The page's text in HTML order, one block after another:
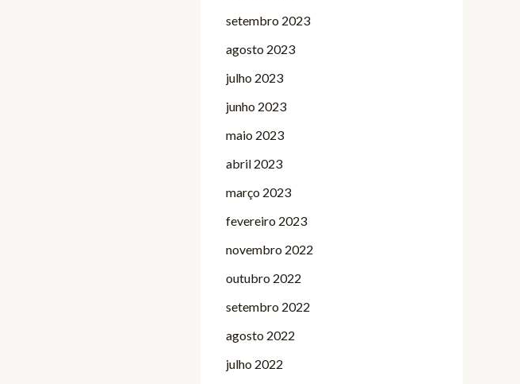
setembro 2023
agosto 2023
julho 2023
junho 2023
maio 2023
abril 2023
março 2023
fevereiro 2023
novembro 2022
outubro 2022
setembro 2022
agosto 2022
julho 2022